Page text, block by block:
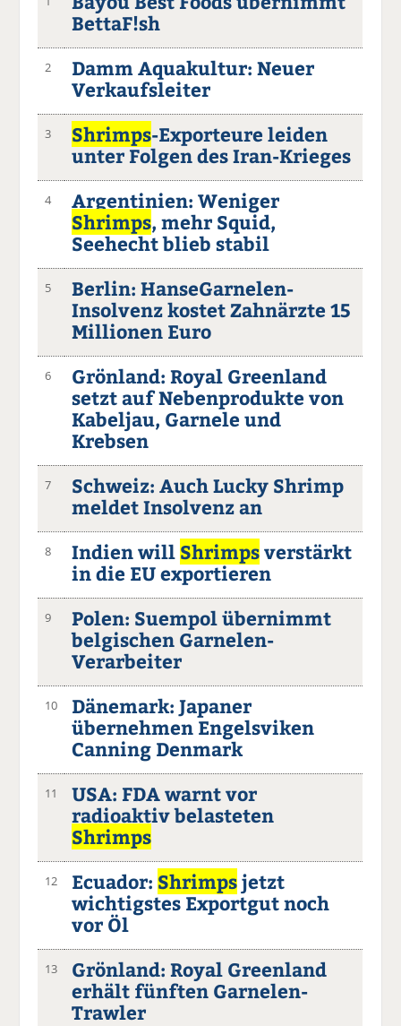
BettaF!sh
2
Damm Aquakultur: Neuer
Verkaufsleiter
3 Shrimps-Exporteure leiden
unter Folgen des Iran-Krieges
4
Argentinien: Weniger
Shrimps, mehr Squid,
Seehecht blieb stabil
5
Berlin: HanseGarnelen-
Insolvenz kostet Zahnärzte 15
Millionen Euro
6
Grönland: Royal Greenland
setzt auf Nebenprodukte von
Kabeljau, Garnele und
Krebsen
7
Schweiz: Auch Lucky Shrimp
meldet Insolvenz an
8 Indien will Shrimpsverstärkt
in die EU exportieren
9
Polen: Suempol übernimmt
belgischen Garnelen-
Verarbeiter
10
Dänemark: Japaner
übernehmen Engelsviken
Canning Denmark
11
USA: FDA warnt vor
radioaktiv belasteten
Shrimps
12 Ecuador: Shrimpsjetzt
wichtigstes Exportgut noch
vor Öl
13
Grönland: Royal Greenland
erhält fünften Garnelen-
Trawler